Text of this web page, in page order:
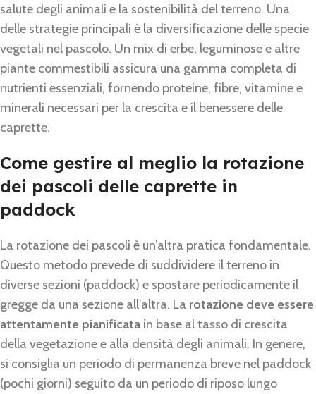
salute degli animali e la sostenibilità del terreno. Una
delle strategie principali è la diversificazione delle specie
vegetali nel pascolo. Un mix di erbe, leguminose e altre
piante commestibili assicura una gamma completa di
nutrienti essenziali, fornendo proteine, fibre, vitamine e
minerali necessari per la crescita e il benessere delle
caprette.
Come gestire al meglio la rotazione
dei pascoli delle caprette in
paddock
La rotazione dei pascoli è un’altra pratica fondamentale.
Questo metodo prevede di suddividere il terreno in
diverse sezioni (paddock) e spostare periodicamente il
gregge da una sezione all’altra. La rotazione deve essere
attentamente pianificata in base al tasso di crescita
della vegetazione e alla densità degli animali. In genere,
si consiglia un periodo di permanenza breve nel paddock
(pochi giorni) seguito da un periodo di riposo lungo